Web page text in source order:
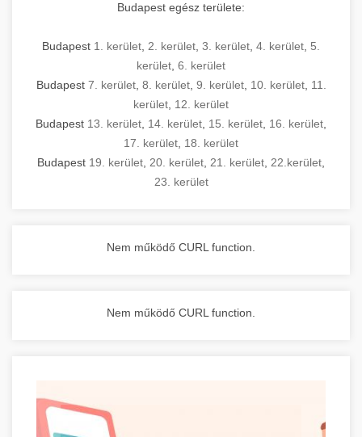
Budapest egész területe:
Budapest 1. kerület 2. kerület 3. kerület 4. kerület 5.
kerület 6. kerület
Budapest 7. kerület, 8. kerület, 9. kerület, 10. kerület, 11.
kerület 12. kerület
Budapest 13. kerület 14. kerület 15. kerület 16. kerület
17. kerület 18. kerület
Budapest 19. kerület 20. kerület 21. kerület 22.kerület
23. kerület
Nem működő CURL function.
Nem működő CURL function.